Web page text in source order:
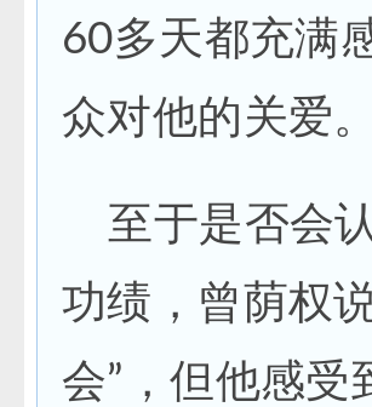
60多天都充满
众对他的关爱。
至于是否会
功绩，曾荫权
会”，但他感受